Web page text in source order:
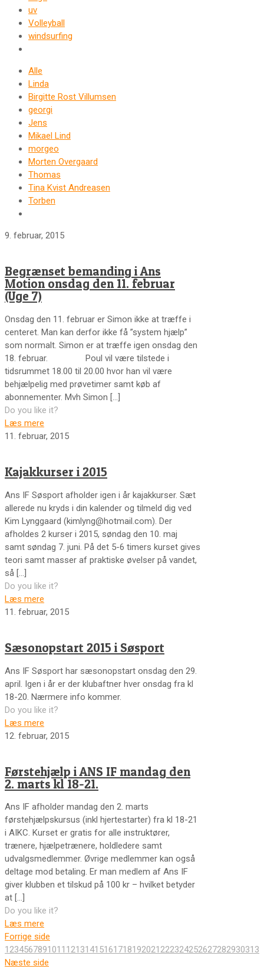
uv
Volleyball
windsurfing
Alle
Linda
Birgitte Rost Villumsen
georgi
Jens
Mikael Lind
morgeo
Morten Overgaard
Thomas
Tina Kvist Andreasen
Torben
9. februar, 2015
Begrænset bemanding i Ans
Motion onsdag den 11. februar
(Uge 7)
Onsdag den 11. februar er Simon ikke at træffe i
centeret. Man kan derfor ikke få ”system hjælp”
som normalt. Simon er at træffe igen onsdag den
18. februar. Poul vil være tilstede i
tidsrummet 18.00 til 20.00 hvor han vil være
behjælpelig med prøvetimer samt køb af
abonnementer. Mvh Simon […]
Do you like it?
Læs mere
11. februar, 2015
Kajakkurser i 2015
Ans IF Søsport afholder igen i år kajakkurser. Sæt
allerede nu kryds i din kalender og tilmeld dig ved
Kim Lynggaard (kimlyng@hotmail.com). Der
afholdes 2 kurser i 2015, søndag den 10. maj
samt søndag 7. juni. På det 5-6 timers kurset gives
teori samt masser af praktiske øvelser på vandet,
så […]
Do you like it?
Læs mere
11. februar, 2015
Sæsonopstart 2015 i Søsport
Ans IF Søsport har sæsonopstart onsdag den 29.
april. Igen i år er der klubaftner hver onsdag fra kl
18-20. Nærmere info kommer.
Do you like it?
Læs mere
12. februar, 2015
Førstehjælp i ANS IF mandag den
2. marts kl 18-21.
Ans IF afholder mandag den 2. marts
førstehjælpskursus (inkl hjertestarter) fra kl 18-21
i AIKC. Kurset er gratis for alle instruktører,
trænere, hjælpetrænere, holdledere samt
udvalgsmedlemmer. Øvrige medlemmer kan også
deltage mod betaling. Er man medlem af Ans IF
giver klubben et tilskud på 100 kr – hvilket betyder
at […]
Do you like it?
Læs mere
Forrige side
1 234567891011 12131415161718192021 22232425262728293031 32
Næste side